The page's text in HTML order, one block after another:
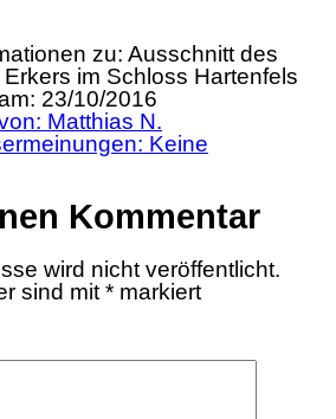
zu: Ausschnitt des
im Schloss Hartenfels
23/10/2016
Matthias N.
Keine
Kommentar
wird nicht veröffentlicht.
sind mit * markiert